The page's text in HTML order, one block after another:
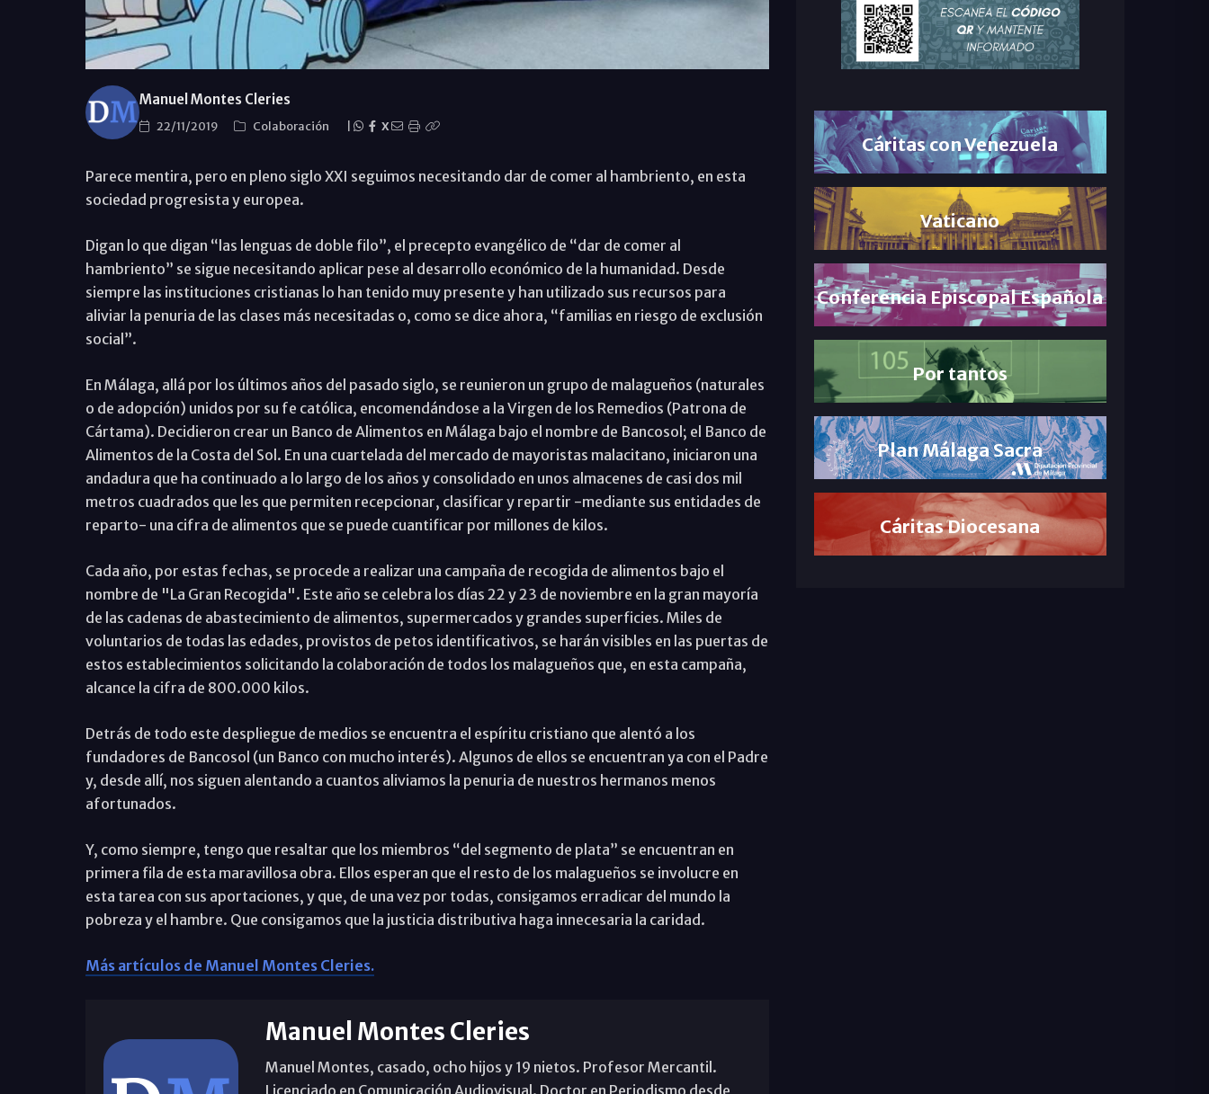
Manuel Montes Cleries
22/11/2019 Colaboración X
Parece mentira, pero en pleno siglo XXI seguimos necesitando dar de comer al hambriento, en esta
sociedad progresista y europea.
Digan lo que digan “las lenguas de doble filo”, el precepto evangélico de “dar de comer al
hambriento” se sigue necesitando aplicar pese al desarrollo económico de la humanidad. Desde
siempre las instituciones cristianas lo han tenido muy presente y han utilizado sus recursos para
aliviar la penuria de las clases más necesitadas o, como se dice ahora, “familias en riesgo de exclusión
social”.
En Málaga, allá por los últimos años del pasado siglo, se reunieron un grupo de malagueños (naturales
o de adopción) unidos por su fe católica, encomendándose a la Virgen de los Remedios (Patrona de
Cártama). Decidieron crear un Banco de Alimentos en Málaga bajo el nombre de Bancosol; el Banco de
Alimentos de la Costa del Sol. En una cuartelada del mercado de mayoristas malacitano, iniciaron una
andadura que ha continuado a lo largo de los años y consolidado en unos almacenes de casi dos mil
metros cuadrados que les que permiten recepcionar, clasificar y repartir -mediante sus entidades de
reparto- una cifra de alimentos que se puede cuantificar por millones de kilos.
Cada año, por estas fechas, se procede a realizar una campaña de recogida de alimentos bajo el
nombre de "La Gran Recogida". Este año se celebra los días 22 y 23 de noviembre en la gran mayoría
de las cadenas de abastecimiento de alimentos, supermercados y grandes superficies. Miles de
voluntarios de todas las edades, provistos de petos identificativos, se harán visibles en las puertas de
estos establecimientos solicitando la colaboración de todos los malagueños que, en esta campaña,
alcance la cifra de 800.000 kilos.
Detrás de todo este despliegue de medios se encuentra el espíritu cristiano que alentó a los
fundadores de Bancosol (un Banco con mucho interés). Algunos de ellos se encuentran ya con el Padre
y, desde allí, nos siguen alentando a cuantos aliviamos la penuria de nuestros hermanos menos
afortunados.
Y, como siempre, tengo que resaltar que los miembros “del segmento de plata” se encuentran en
primera fila de esta maravillosa obra. Ellos esperan que el resto de los malagueños se involucre en
esta tarea con sus aportaciones, y que, de una vez por todas, consigamos erradicar del mundo la
pobreza y el hambre. Que consigamos que la justicia distributiva haga innecesaria la caridad.
Más artículos de Manuel Montes Cleries.
Manuel Montes Cleries
Manuel Montes, casado, ocho hijos y 19 nietos. Profesor Mercantil.
Licenciado en Comunicación Audiovisual. Doctor en Periodismo desde
Cáritas con Venezuela
Vaticano
Conferencia Episcopal Española
Por tantos
Plan Málaga Sacra
Cáritas Diocesana